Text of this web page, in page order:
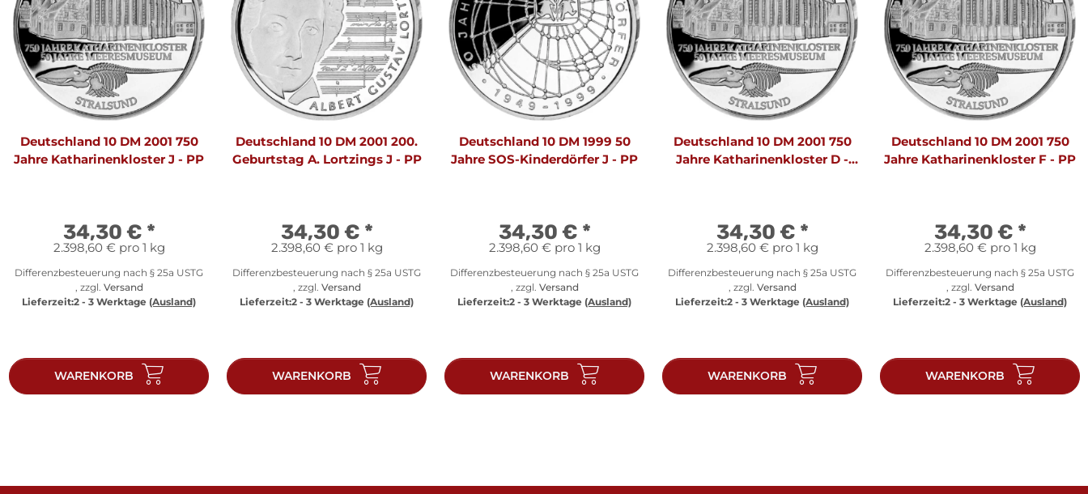
Deutschland 10 DM 2001 750
Jahre Katharinenkloster J - PP
34,30 € *
2.398,60 € pro 1 kg
Differenzbesteuerung nach § 25a USTG
, zzgl. Versand
Lieferzeit:2 - 3 Werktage (Ausland)
WARENKORB
Deutschland 10 DM 2001 200.
Geburtstag A. Lortzings J - PP
34,30 € *
2.398,60 € pro 1 kg
Differenzbesteuerung nach § 25a USTG
, zzgl. Versand
Lieferzeit:2 - 3 Werktage (Ausland)
WARENKORB
Deutschland 10 DM 1999 50
Jahre SOS-Kinderdörfer J - PP
34,30 € *
2.398,60 € pro 1 kg
Differenzbesteuerung nach § 25a USTG
, zzgl. Versand
Lieferzeit:2 - 3 Werktage (Ausland)
WARENKORB
Deutschland 10 DM 2001 750
Jahre Katharinenkloster D -
34,30 € *
2.398,60 € pro 1 kg
Differenzbesteuerung nach § 25a USTG
, zzgl. Versand
Lieferzeit:2 - 3 Werktage (Ausland)
WARENKORB
Deutschland 10 DM 2001 750
Jahre Katharinenkloster F - PP
34,30 € *
2.398,60 € pro 1 kg
Differenzbesteuerung nach § 25a USTG
, zzgl. Versand
Lieferzeit:2 - 3 Werktage (Ausland)
WARENKORB